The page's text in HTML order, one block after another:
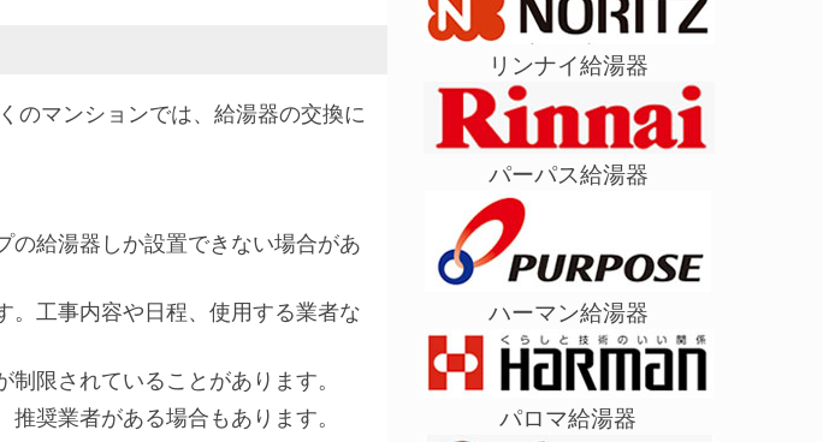
のマンションでは、給湯器の交換に
の給湯器しか設置できない場合があ
。工事内容や日程、使用する業者な
限されていることがあります。
奨業者がある場合もあります。
リンナイ給湯器
パーパス給湯器
ハーマン給湯器
パロマ給湯器